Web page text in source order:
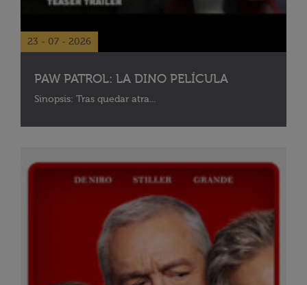
23 - 07 - 2026
PAW PATROL: LA DINO PELÍCULA
Sinopsis: Tras quedar atra...